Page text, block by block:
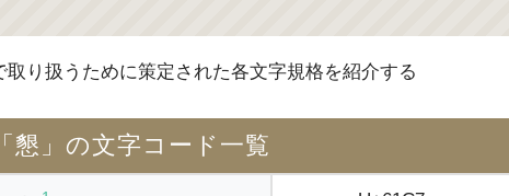
取り扱うために策定された各文字規格を紹介する
「懇」の文字コード一覧